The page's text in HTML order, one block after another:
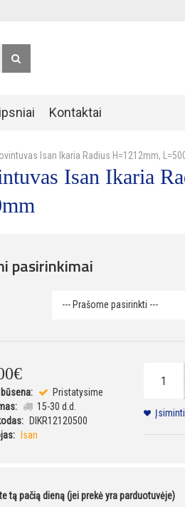
Kontaktai
Isan Ikaria Radius H=1212mm,
Isan Ikaria
pasirinkimai
€
Pristatysime
15-30 d.d.
DIKR12120500
Isan
Įsiminti
tą pačią dieną (jei prekė yra parduotuvėje)